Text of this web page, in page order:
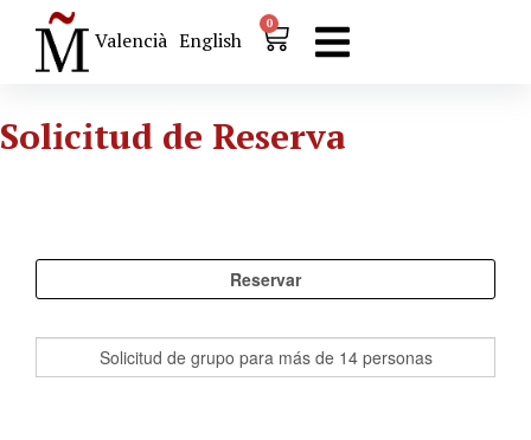
Valencià English
0
Solicitud de Reserva